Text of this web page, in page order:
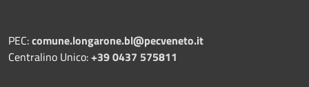
PEC:comune.longarone.bl@pecveneto.it
Centralino Unico:+39 0437 575811